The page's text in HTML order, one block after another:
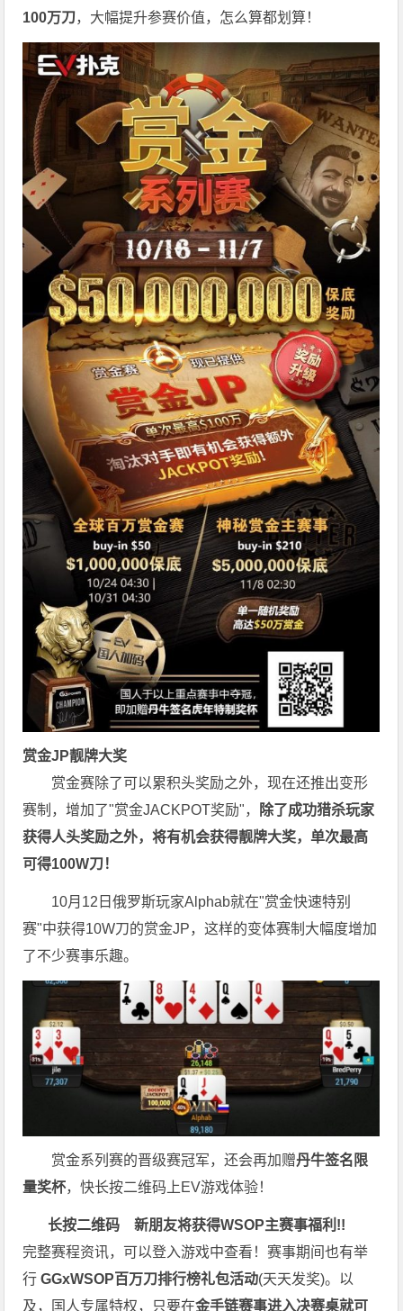
100万刀，大幅提升参赛价值，怎么算都划算！
赏金JP靓牌大奖
赏金赛除了可以累积头奖励之外，现在还推出变形
赛制，增加了"赏金JACKPOT奖励"，
除了成功猎杀玩家
获得人头奖励之外，将有机会获得靓牌大奖，单次最高
可得100W刀！
10月12日俄罗斯玩家Alphab就在"赏金快速特别
赛"中获得10W刀的赏金JP，这样的变体赛制大幅度增加
了不少赛事乐趣。
赏金系列赛的晋级赛冠军，还会再加赠丹牛签名限
量奖杯，快长按二维码上EV游戏体验！
长按二维码新朋友将获得WSOP主赛事福利!!
完整赛程资讯，可以登入游戏中查看！赛事期间也有举
行 GGxWSOP百万刀排行榜礼包活动(天天发奖)。以
及，国人专属特权，只要在金手链赛事进入决赛桌就可